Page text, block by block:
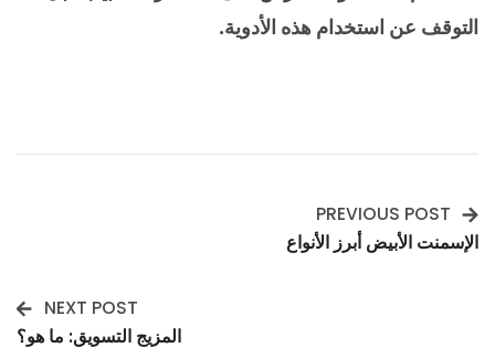
التوقف عن استخدام هذه الأدوية.
Post
PREVIOUS POST
الإسمنت الأبيض أبرز الأنواع
NEXT POST
المزيج التسويق: ما هو؟